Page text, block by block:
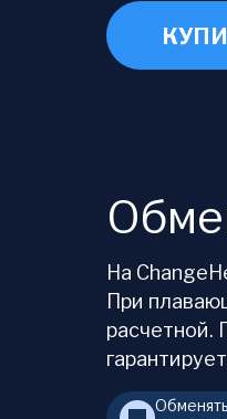
На
При
расчетной.